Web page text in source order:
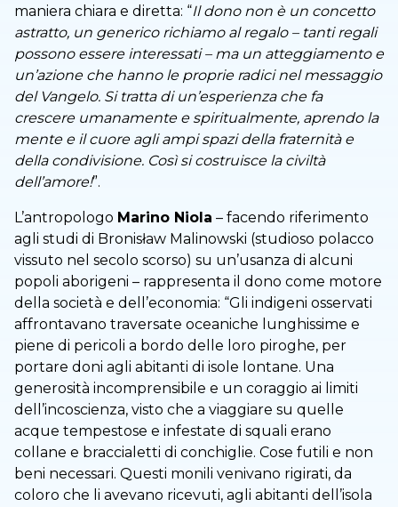
maniera chiara e diretta: “Il dono non è un concetto
astratto, un generico richiamo al regalo – tanti regali
possono essere interessati – ma un atteggiamento e
un’azione che hanno le proprie radici nel messaggio
del Vangelo. Si tratta di un’esperienza che fa
crescere umanamente e spiritualmente, aprendo la
mente e il cuore agli ampi spazi della fraternità e
della condivisione. Così si costruisce la civiltà
dell’amore!”.
L’antropologo Marino Niola – facendo riferimento
agli studi di Bronisław Malinowski (studioso polacco
vissuto nel secolo scorso) su un’usanza di alcuni
popoli aborigeni – rappresenta il dono come motore
della società e dell’economia: “Gli indigeni osservati
affrontavano traversate oceaniche lunghissime e
piene di pericoli a bordo delle loro piroghe, per
portare doni agli abitanti di isole lontane. Una
generosità incomprensibile e un coraggio ai limiti
dell’incoscienza, visto che a viaggiare su quelle
acque tempestose e infestate di squali erano
collane e braccialetti di conchiglie. Cose futili e non
beni necessari. Questi monili venivano rigirati, da
coloro che li avevano ricevuti, agli abitanti dell’isola